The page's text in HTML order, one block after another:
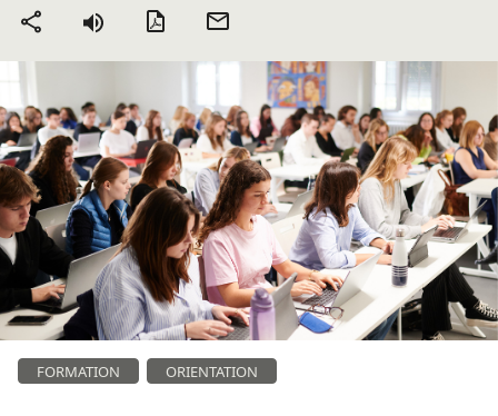
Partager Version PDF
FORMATION ORIENTATION